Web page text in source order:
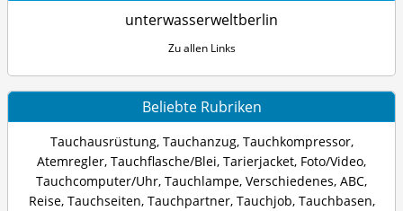
unterwasserweltberlin
Zu allen Links
Beliebte Rubriken
Tauchausrüstung, Tauchanzug, Tauchkompressor,
Atemregler, Tauchflasche/Blei, Tarierjacket, Foto/Video,
Tauchcomputer/Uhr, Tauchlampe, Verschiedenes, ABC,
Reise, Tauchseiten, Tauchpartner, Tauchjob, Tauchbasen,